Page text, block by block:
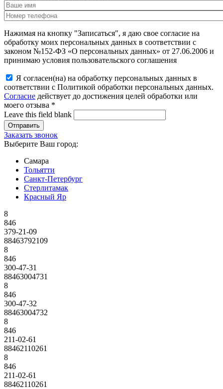
Нажимая на кнопку "Записаться", я даю свое согласие на
обработку моих персональных данных в соответствии с
законом №152-ФЗ «О персональных данных» от 27.06.2006 и
принимаю условия пользовательского соглашения
Я согласен(на) на обработку персональных данных в
соответствии с Политикой обработки персональных данных.
Согласие действует до достижения целей обработки или
моего отзыва *
Leave this field blank
Заказать звонок
Выберите Ваш город:
Самара
Тольятти
Санкт-Петербург
Стерлитамак
Красный Яр
8
846
379-21-09
88463792109
8
846
300-47-31
88463004731
8
846
300-47-32
88463004732
8
846
211-02-61
88462110261
8
846
211-02-61
88462110261